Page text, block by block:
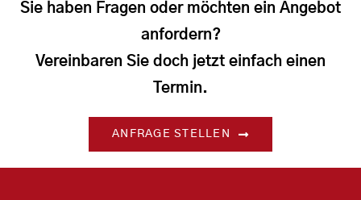
Sie haben Fragen oder möchten ein Angebot
anfordern?
Vereinbaren Sie doch jetzt einfach einen
Termin.
ANFRAGE STELLEN